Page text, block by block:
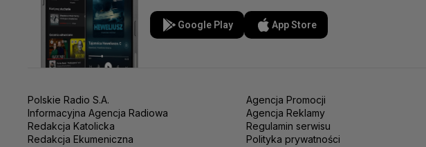
Google Play App Store
Polskie Radio S.A.
Informacyjna Agencja Radiowa
Redakcja Katolicka
Redakcja Ekumeniczna
Agencja Promocji
Agencja Reklamy
Regulamin serwisu
Polityka prywatności